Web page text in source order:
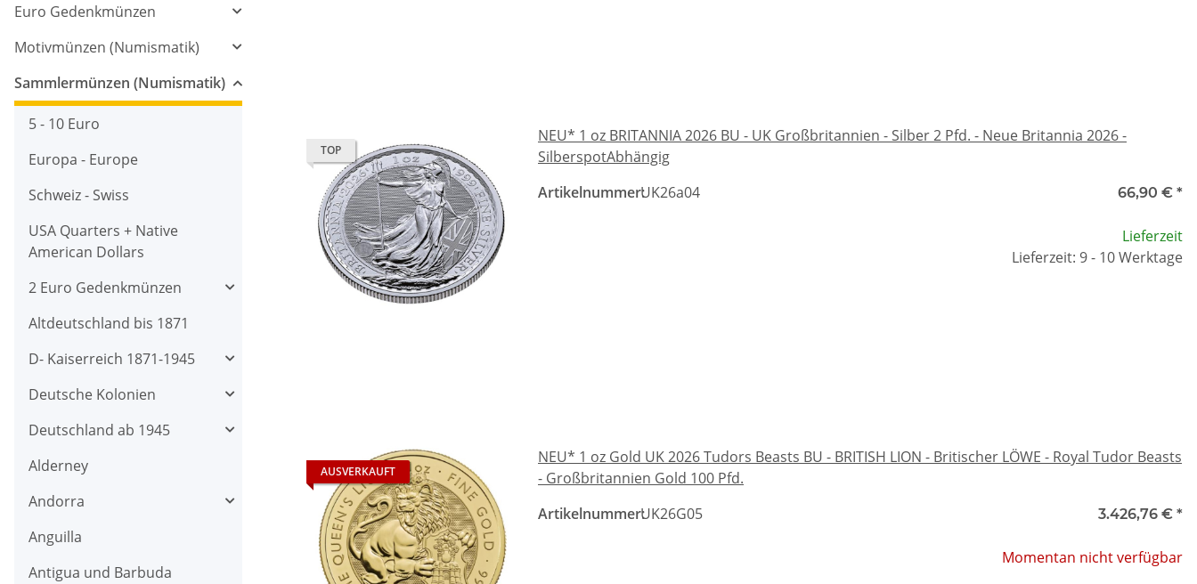
TOP
NEU* 1 oz BRITANNIA 2026 BU - UK Großbritannien - Silber 2 Pfd. - Neue Britannia 2026 -
SilberspotAbhängig
Artikelnummer:UK26a04 66,90 € *
Lieferzeit
Lieferzeit: 9 - 10 Werktage
AUSVERKAUFT
NEU* 1 oz Gold UK 2026 Tudors Beasts BU - BRITISH LION - Britischer LÖWE - Royal Tudor Beasts
- Großbritannien Gold 100 Pfd.
Artikelnummer:UK26G05 3.426,76 € *
Momentan nicht verfügbar
Euro Gedenkmünzen
Motivmünzen (Numismatik)
Sammlermünzen (Numismatik)
5 - 10 Euro
Europa - Europe
Schweiz - Swiss
USA Quarters + Native
American Dollars
2 Euro Gedenkmünzen
Altdeutschland bis 1871
D- Kaiserreich 1871-1945
Deutsche Kolonien
Deutschland ab 1945
Alderney
Andorra
Anguilla
Antigua und Barbuda